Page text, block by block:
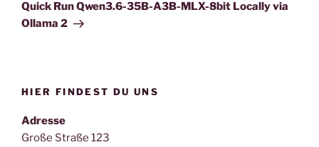
Quick Run Qwen3.6-35B-A3B-MLX-8bit Locally via
Ollama 2
HIER FINDEST DU UNS
Adresse
Große Straße 123